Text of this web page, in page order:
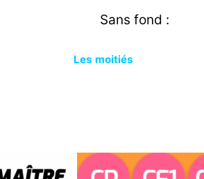
Sans fond :
Les moitiés